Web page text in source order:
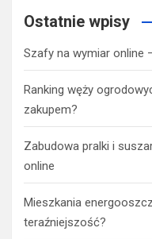
Ostatnie wpisy
Szafy na wymiar online
Ranking węży
zakupem?
Zabudowa pralki i
online
Mieszkania
teraźniejszość?